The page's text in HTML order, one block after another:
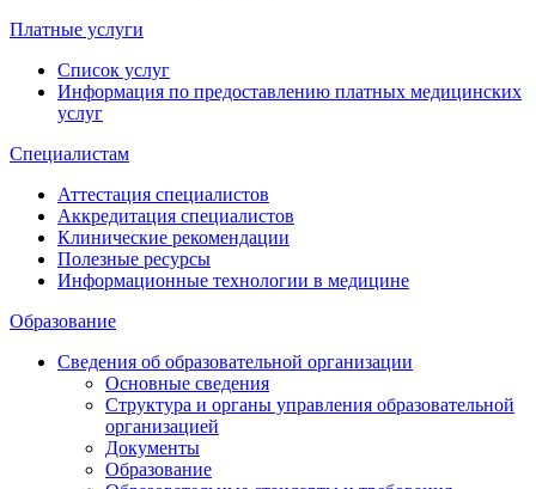
Платные услуги
Список услуг
Информация по предоставлению платных медицинских
услуг
Специалистам
Аттестация специалистов
Аккредитация специалистов
Клинические рекомендации
Полезные ресурсы
Информационные технологии в медицине
Образование
Сведения об образовательной организации
Основные сведения
Структура и органы управления образовательной
организацией
Документы
Образование